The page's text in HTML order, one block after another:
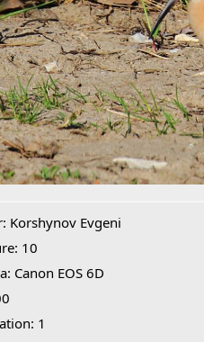
Korshynov Evgeni
10
Canon EOS 6D
1